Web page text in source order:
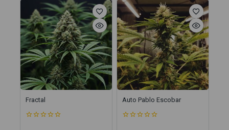
Fractal Auto Pablo Escobar